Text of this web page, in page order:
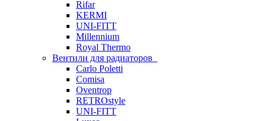
Rifar
KERMI
UNI-FITT
Millennium
Royal Thermo
Вентили для радиаторов
Carlo Poletti
Comisa
Oventrop
RETROstyle
UNI-FITT